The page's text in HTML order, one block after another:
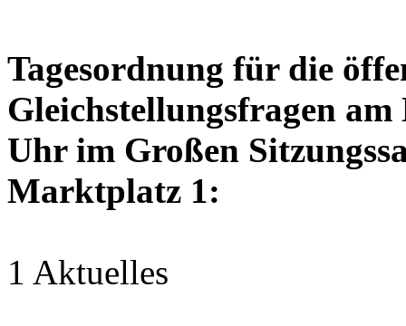
Tagesordnung für die
Gleichstellungsfragen
Uhr im Großen
Marktplatz 1:
1 Aktuelles